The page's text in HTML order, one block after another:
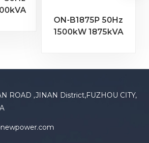
ON-B1875P 50Hz
1500kW 1875kVA
Dieselgenerator
ROAD ,JINAN District,FUZHOU CITY,